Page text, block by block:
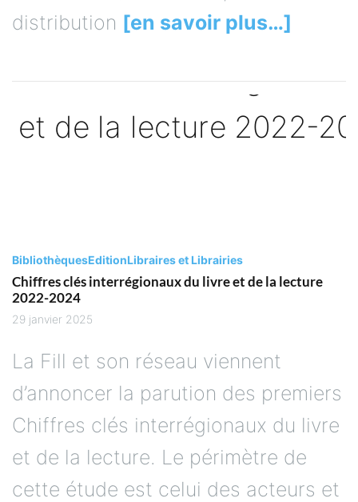
distribution [en savoir plus…]
BibliothèquesEditionLibraires et Librairies
Chiffres clés interrégionaux du livre et de la lecture
2022-2024
29 janvier 2025
La Fill et son réseau viennent
d’annoncer la parution des premiers
Chiffres clés interrégionaux du livre
et de la lecture. Le périmètre de
cette étude est celui des acteurs et